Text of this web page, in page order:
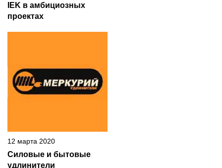
IEK в амбициозных
проектах
12 марта 2020
Силовые и бытовые
удлинители